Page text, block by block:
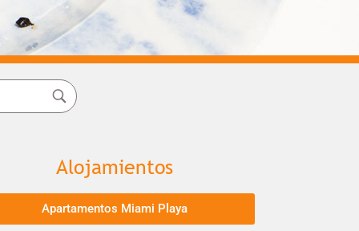
Alojamientos
Apartamentos Miami Playa